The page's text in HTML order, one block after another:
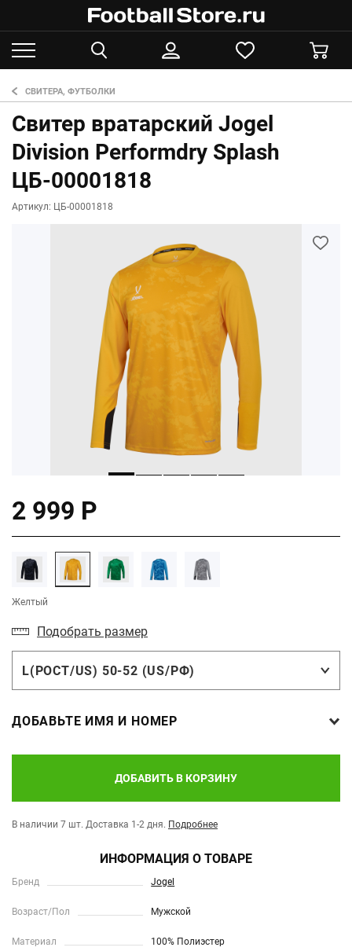
СВИТЕРА, ФУТБОЛКИ
Свитер вратарский Jogel
Division Performdry Splash
ЦБ-00001818
Артикул: ЦБ-00001818
2 999 Р
Желтый
Подобрать размер
L(РОСТ/US) 50-52 (US/РФ)
ДОБАВЬТЕ ИМЯ И НОМЕР
ДОБАВИТЬ В КОРЗИНУ
В наличии 7 шт. Доставка 1-2 дня. Подробнее
ИНФОРМАЦИЯ О ТОВАРЕ
Бренд Jogel
Возраст/Пол Мужской
Материал 100% Полиэстер